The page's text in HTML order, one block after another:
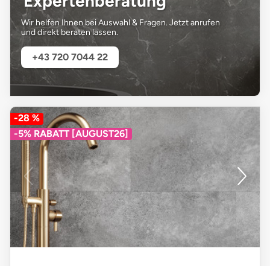
Wir helfen Ihnen bei Auswahl & Fragen. Jetzt anrufen
und direkt beraten lassen.
+43 720 7044 22
-28 %
-5% RABATT [AUGUST26]